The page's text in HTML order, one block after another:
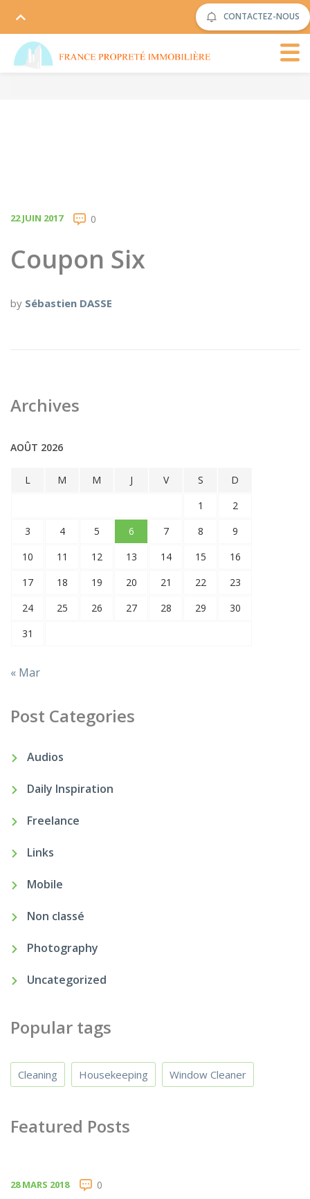
CONTACTEZ-NOUS
22 JUIN 2017 0
Coupon Six
by Sébastien DASSE
Archives
AOÛT 2026
L M M J V S
D
1
2
3
4 5 6 7 8
9
10
11 12 13 14 15
16
17
18 19 20 21 22
23
24
25 26 27 28 29
30
31
« Mar
Post Categories
Audios
Daily Inspiration
Freelance
Links
Mobile
Non classé
Photography
Uncategorized
Popular tags
Cleaning Housekeeping Window Cleaner
Featured Posts
28 MARS 2018 0